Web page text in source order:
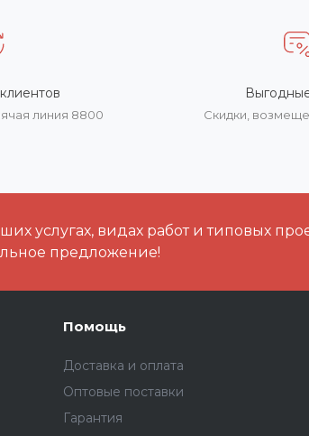
линия 8800 Скидки,
услугах, видах работ и типовых
предложение!
Помощь
Доставка и оплата
Оптовые поставки
Гарантия